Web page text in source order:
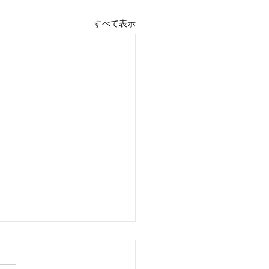
すべて表示
】視覚障害者が「街歩